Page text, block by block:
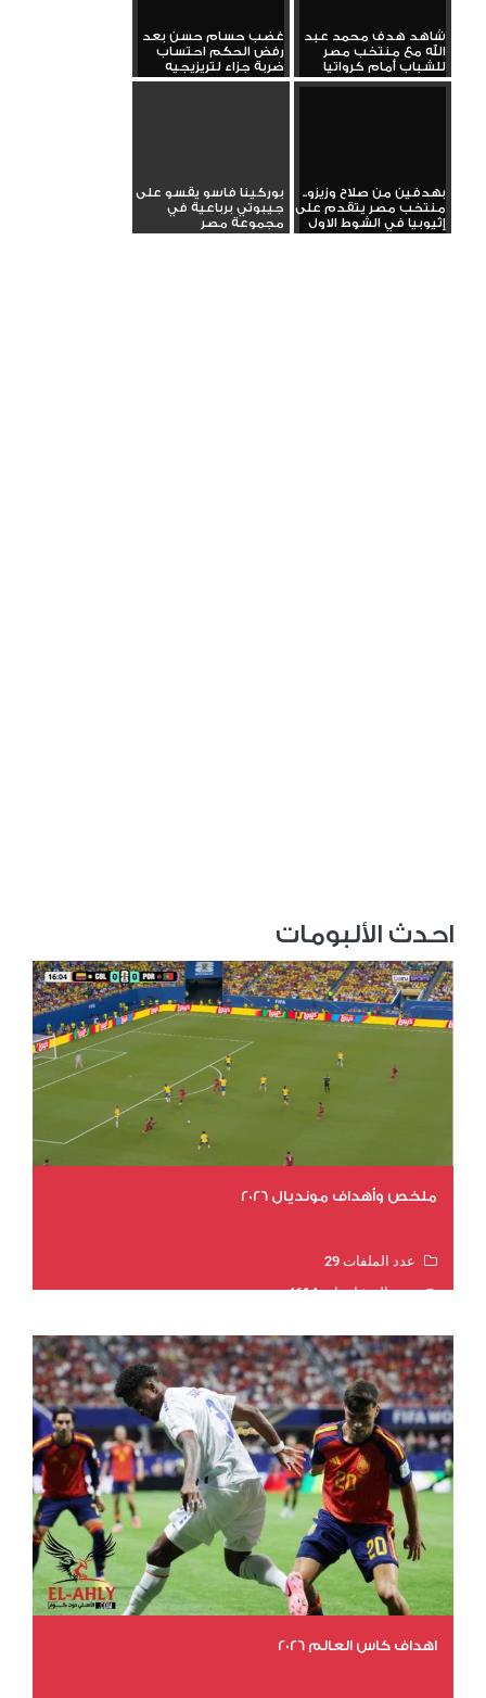
شاهد هدف محمد عبد
الله مع منتخب مصر
للشباب أمام كرواتيا
غضب حسام حسن بعد
رفض الحكم احتساب
ضربة جزاء لتريزيجيه
بهدفين من صلاح وزيزو..
منتخب مصر يتقدم على
إثيوبيا في الشوط الاول
بوركينا فاسو يقسو على
جيبوتي برباعية في
مجموعة مصر
احدث الألبومات
ملخص وأهداف مونديال 2026
عدد الملفات 29
عدد المشاهدات 4614
اهداف كاس العالم 2026